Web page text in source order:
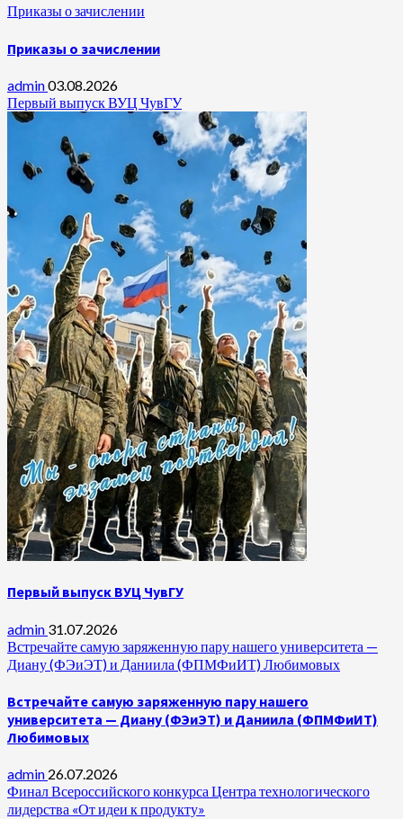
Приказы о зачислении
Приказы о зачислении
admin03.08.2026
Первый выпуск ВУЦ ЧувГУ
Первый выпуск ВУЦ ЧувГУ
admin 31.07.2026
Встречайте самую заряженную пару нашего университета —
Диану (ФЭиЭТ) и Даниила (ФПМФиИТ) Любимовых
Встречайте самую заряженную пару нашего
университета — Диану (ФЭиЭТ) и Даниила (ФПМФиИТ)
Любимовых
admin 26.07.2026
Финал Всероссийского конкурса Центра технологического
лидерства «От идеи к продукту»